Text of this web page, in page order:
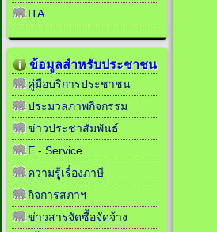
ITA
ข้อมูลสำหรับประชาชน
คู่มือบริการประชาชน
ประมวลภาพกิจกรรม
ข่าวประชาสัมพันธ์
E - Service
ความรู้เรื่องภาษี
กิจการสภาฯ
ข่าวสารจัดซื้อจัดจ้าง